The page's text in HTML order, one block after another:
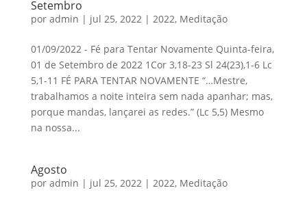
Setembro
por admin | jul 25, 2022| 2022, Meditação
01/09/2022 - Fé para Tentar Novamente Quinta-feira,
01 de Setembro de 2022 1Cor 3,18-23 Sl 24(23),1-6 Lc
5,1-11 FÉ PARA TENTAR NOVAMENTE “…Mestre,
trabalhamos a noite inteira sem nada apanhar; mas,
porque mandas, lançarei as redes.” (Lc 5,5) Mesmo
na nossa...
Agosto
por admin | jul 25, 2022| 2022, Meditação